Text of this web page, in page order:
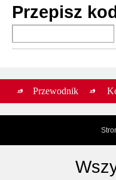
Przepisz
Przewodnik